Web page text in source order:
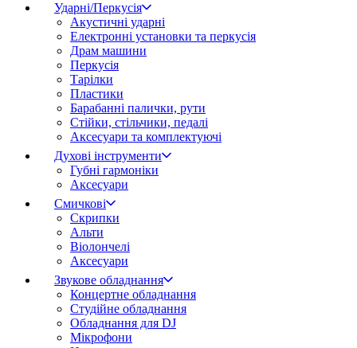
Ударні/Перкусія
Акустичні ударні
Електронні установки та перкусія
Драм машини
Перкусія
Тарілки
Пластики
Барабанні палички, рути
Стійки, стільчики, педалі
Аксесуари та комплектуючі
Духові інструменти
Губні гармоніки
Аксесуари
Смичкові
Скрипки
Альти
Віолончелі
Аксесуари
Звукове обладнання
Концертне обладнання
Студійне обладнання
Обладнання для DJ
Мікрофони